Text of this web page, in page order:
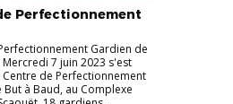
Perfectionnement
Gardien de
Mercredi 7 juin 2023 s'est
de Perfectionnement
But à Baud, au Complexe